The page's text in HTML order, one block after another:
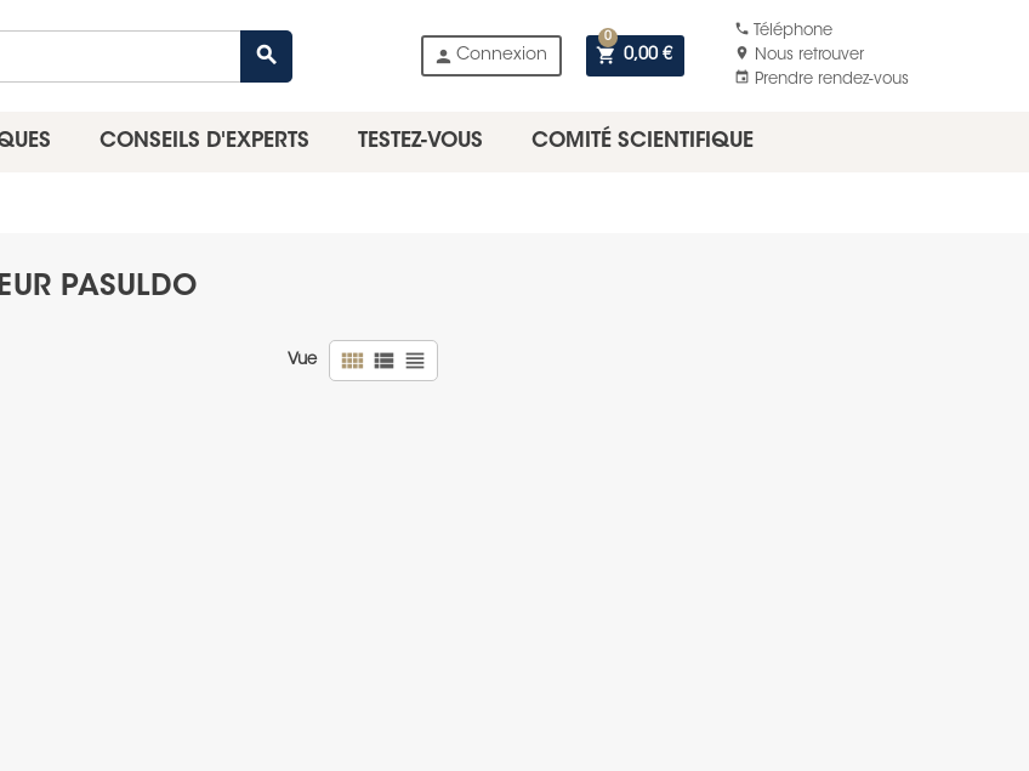
search person Connexion shopping_cart 0,00 €
0
phone Téléphone
location_on
Nous retrouver
event
Prendre rendez-vous
CONSEILS D'EXPERTS TESTEZ-VOUS COMITÉ SCIENTIFIQUE
PASULDO
Vue view_comfy view_list view_headline